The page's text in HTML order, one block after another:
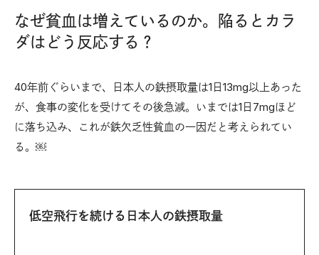
なぜ貧血は増えているのか。陥るとカラ
ダはどう反応する？
40年前ぐらいまで、日本人の鉄摂取量は1日13mg以上あった
が、食事の変化を受けてその後急減。いまでは1日7mgほど
に落ち込み、これが鉄欠乏性貧血の一因だと考えられてい
る。￼
低空飛行を続ける日本人の鉄摂取量